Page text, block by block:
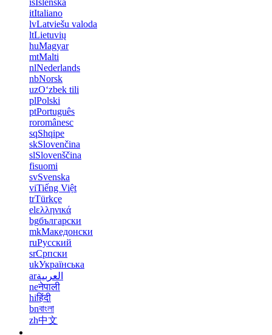
isÍslenska
itItaliano
lvLatviešu valoda
ltLietuvių
huMagyar
mtMalti
nlNederlands
nbNorsk
uzOʻzbek tili
plPolski
ptPortuguês
roromânesc
sqShqipe
skSlovenčina
slSlovenščina
fisuomi
svSvenska
viTiếng Việt
trTürkçe
elελληνικά
bgбългарски
mkМакедонски
ruРусский
srСрпски
ukУкраїнська
arالعربية
neनेपाली
hiहिंदी
bnবাংলা
zh中文